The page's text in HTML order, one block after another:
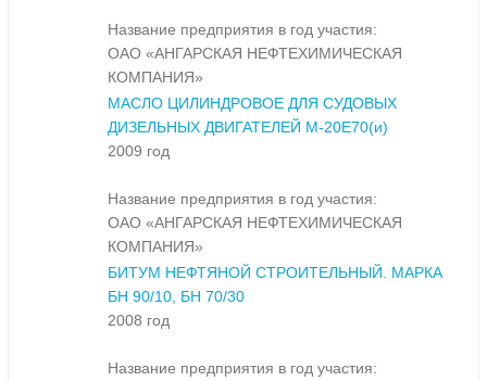
Название предприятия в год участия:
ОАО «АНГАРСКАЯ НЕФТЕХИМИЧЕСКАЯ
КОМПАНИЯ»
МАСЛО ЦИЛИНДРОВОЕ ДЛЯ СУДОВЫХ
ДИЗЕЛЬНЫХ ДВИГАТЕЛЕЙ М-20Е70(и)
2009 год
Название предприятия в год участия:
ОАО «АНГАРСКАЯ НЕФТЕХИМИЧЕСКАЯ
КОМПАНИЯ»
БИТУМ НЕФТЯНОЙ СТРОИТЕЛЬНЫЙ. МАРКА
БН 90/10, БН 70/30
2008 год
Название предприятия в год участия: